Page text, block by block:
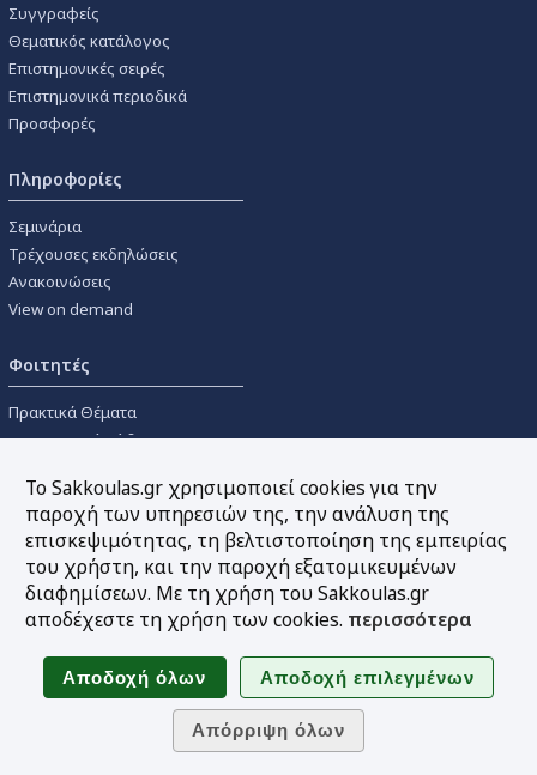
Συγγραφείς
Θεματικός κατάλογος
Επιστημονικές σειρές
Επιστημονικά περιοδικά
Προσφορές
Πληροφορίες
Σεμινάρια
Τρέχουσες εκδηλώσεις
Ανακοινώσεις
View on demand
Φοιτητές
Πρακτικά Θέματα
Οικονομικοί Κώδικες
Συγγραμμάτων
Εργαλεία
Online υπολογισμός τόκων
Υπηρεσία Ηλεκτρονικής
Sitemap
Ακολουθήστε μας
Το Sakkoulas.gr χρησιμοποιεί cookies για την
παροχή των υπηρεσιών της, την ανάλυση της
επισκεψιμότητας, τη βελτιστοποίηση της εμπειρίας
του χρήστη, και την παροχή εξατομικευμένων
διαφημίσεων. Με τη χρήση του Sakkoulas.gr
αποδέχεστε τη χρήση των cookies. περισσότερα